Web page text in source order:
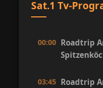
Sat.1 Tv-
00:00 Roadtrip
03:45 Roadtrip